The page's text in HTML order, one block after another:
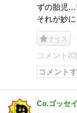
ずの胎児…
それが妙に
ナイス
コメント(0)
Co.ゴッセイ